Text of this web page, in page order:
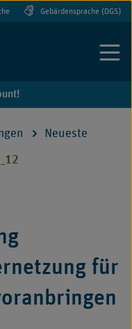
Gebärdensprache (DGS)
Menü
Neueste
für